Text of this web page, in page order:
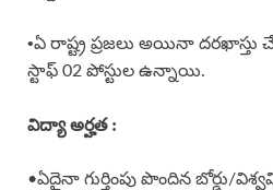
•ఏ రాష్ట్ర ప్రజలు అయినా దరఖాస్తు
స్టాఫ్ 02 పోస్టుల ఉన్నాయి.
విద్యా అర్హత :
•ఏదైనా గుర్తింపు పొందిన బోర్డు/